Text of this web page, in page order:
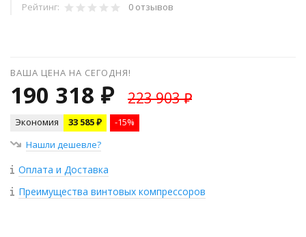
Рейтинг: 0 отзывов
ВАША ЦЕНА НА СЕГОДНЯ!
190 318 ₽ 223 903 ₽
Экономия 33 585 ₽
-15%
Нашли дешевле?
Оплата и Доставка
Преимущества винтовых компрессоров